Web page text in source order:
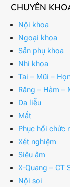
CHUYÊN
Nội khoa
Ngoại khoa
Sản phụ khoa
Nhi khoa
Tai – Mũi –
Răng – Hàm –
Da liễu
Mắt
Phục hồi chức
Xét nghiệm
Siêu âm
X-Quang – CT
Nội soi